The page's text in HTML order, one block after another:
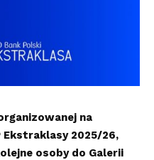
na
Ekstraklasy 2025/26,
osoby do Galerii